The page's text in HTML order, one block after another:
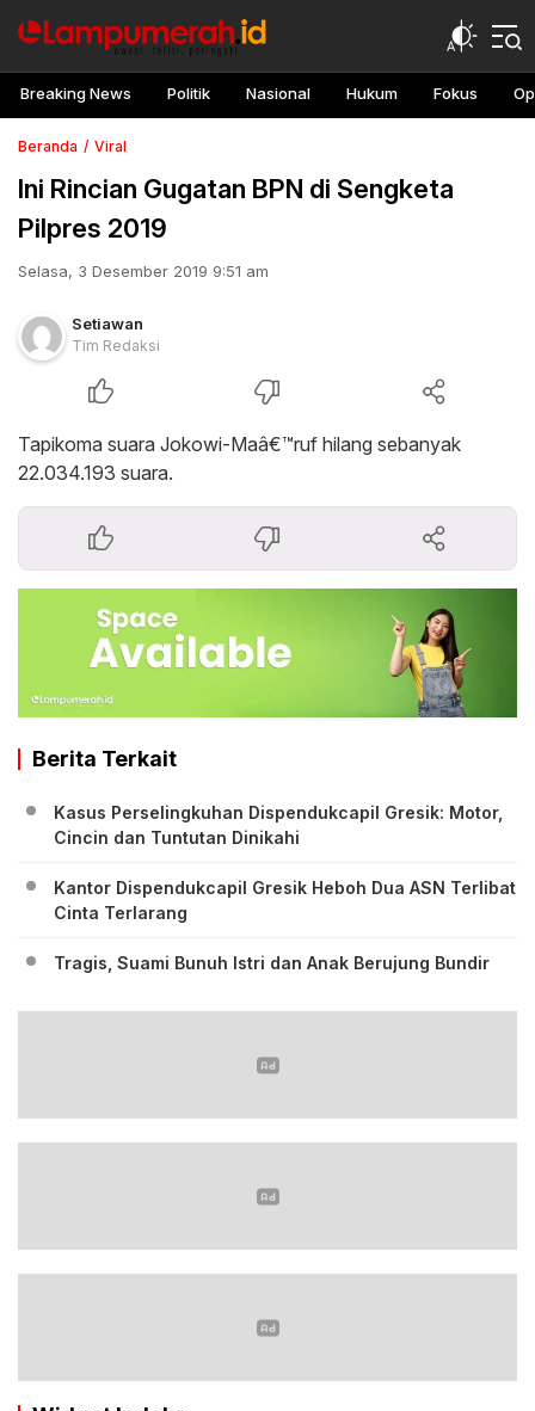
Breaking News Politik Nasional Hukum Fokus
Beranda Viral
Ini Rincian Gugatan BPN di Sengketa
Pilpres 2019
Selasa, 3 Desember 2019 9:51 am
Setiawan
Tim Redaksi
Tapikoma suara Jokowi-Maâ€™ruf hilang sebanyak
22.034.193 suara.
Berita Terkait
Kasus Perselingkuhan Dispendukcapil Gresik: Motor,
Cincin dan Tuntutan Dinikahi
Kantor Dispendukcapil Gresik Heboh Dua ASN Terlibat
Cinta Terlarang
Tragis, Suami Bunuh Istri dan Anak Berujung Bundir